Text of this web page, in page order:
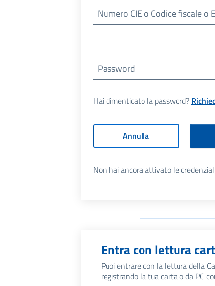
NumeroCIEo Codice fiscale o Email
Password
Hai dimenticato la password?
Annulla
Non hai ancora attivato le
Entra con lettura
Puoi entrare con la lettura della
registrando la tua carta o da PC